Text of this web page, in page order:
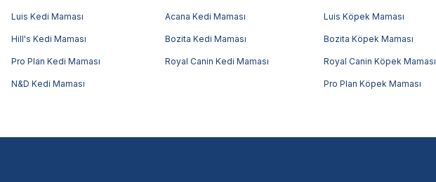
Luis Kedi Maması Acana Kedi Maması
Hill's Kedi Maması Bozita Kedi Maması
Pro Plan Kedi Maması Royal Canin Kedi Maması
N&D Kedi Maması
Luis Köpek Maması
Bozita Köpek Maması
Royal Canin Köpek Maması
Pro Plan Köpek Maması